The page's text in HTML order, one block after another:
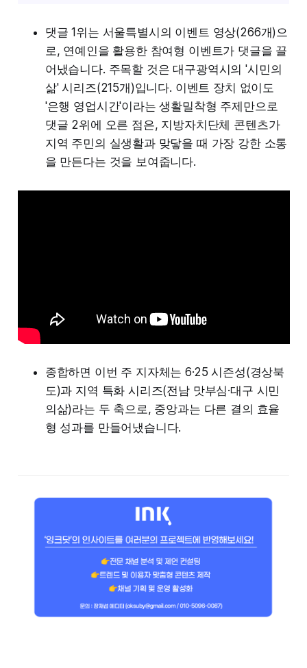
댓글 1위는 서울특별시의 이벤트 영상(266개)으
로, 연예인을 활용한 참여형 이벤트가 댓글을 끌
어냈습니다. 주목할 것은 대구광역시의 '시민의
삶' 시리즈(215개)입니다. 이벤트 장치 없이도
'은행 영업시간'이라는 생활밀착형 주제만으로
댓글 2위에 오른 점은, 지방자치단체 콘텐츠가
지역 주민의 실생활과 맞닿을 때 가장 강한 소통
을 만든다는 것을 보여줍니다.
종합하면 이번 주 지자체는 6·25 시즌성(경상북
도)과 지역 특화 시리즈(전남 맛부심·대구 시민
의삶)라는 두 축으로, 중앙과는 다른 결의 효율
형 성과를 만들어냈습니다.